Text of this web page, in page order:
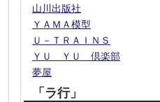
山川出版社
ＹＡＭＡ模型
Ｕ－ＴＲＡＩＮＳ
ＹＵ ＹＵ 倶楽部
夢屋
「ラ行」